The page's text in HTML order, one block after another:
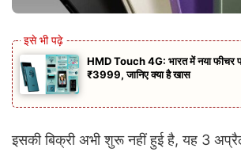
HMD Touch 4G: भारत में नया फीचर
₹3999, जानिए क्या है खास
इसकी बिक्री अभी शुरू नहीं हुई है, यह 3